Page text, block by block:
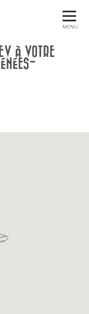
MENU
À VOTRE